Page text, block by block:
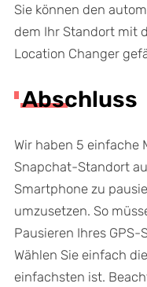
Sie können den
dem Ihr Standort mit
Location Changer
Abschluss
Wir haben 5 einfache
Snapchat-Standort
Smartphone zu
umzusetzen. So
Pausieren Ihres
Wählen Sie einfach
einfachsten ist.